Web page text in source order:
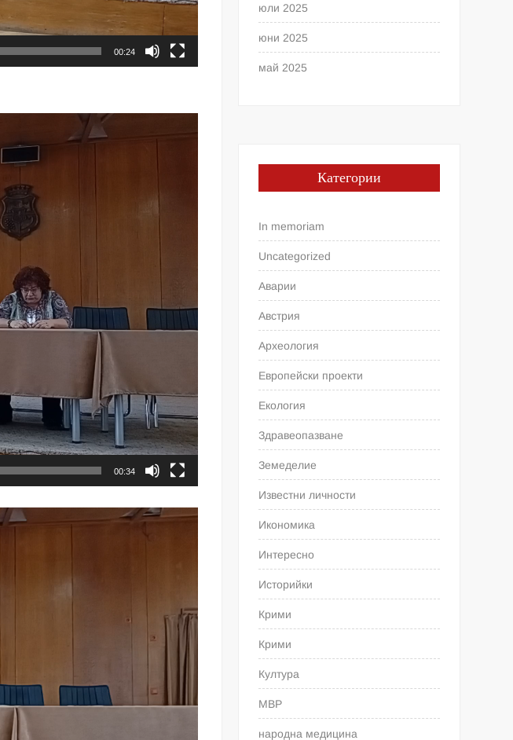
00:24
00:34
юли 2025
юни 2025
май 2025
Категории
In memoriam
Uncategorized
Аварии
Австрия
Археология
Европейски проекти
Екология
Здравеопазване
Земеделие
Известни личности
Икономика
Интересно
Историйки
Крими
Крими
Култура
МВР
народна медицина